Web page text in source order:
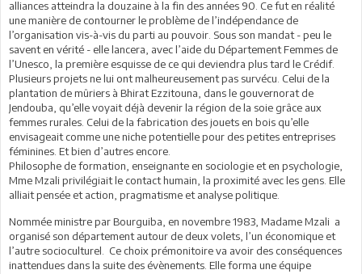
alliances atteindra la douzaine à la fin des années 90. Ce fut en réalité
une manière de contourner le problème de l’indépendance de
l’organisation vis-à-vis du parti au pouvoir. Sous son mandat - peu le
savent en vérité - elle lancera, avec l’aide du Département Femmes de
l’Unesco, la première esquisse de ce qui deviendra plus tard le Crédif.
Plusieurs projets ne lui ont malheureusement pas survécu. Celui de la
plantation de mûriers à Bhirat Ezzitouna, dans le gouvernorat de
Jendouba, qu’elle voyait déjà devenir la région de la soie grâce aux
femmes rurales. Celui de la fabrication des jouets en bois qu’elle
envisageait comme une niche potentielle pour des petites entreprises
féminines. Et bien d’autres encore.
Philosophe de formation, enseignante en sociologie et en psychologie,
Mme Mzali privilégiait le contact humain, la proximité avec les gens. Elle
alliait pensée et action, pragmatisme et analyse politique.
Nommée ministre par Bourguiba, en novembre 1983, Madame Mzali a
organisé son département autour de deux volets, l’un économique et
l’autre socioculturel. Ce choix prémonitoire va avoir des conséquences
inattendues dans la suite des évènements. Elle forma une équipe